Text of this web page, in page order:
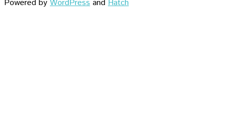
Powered by WordPress and Hatch